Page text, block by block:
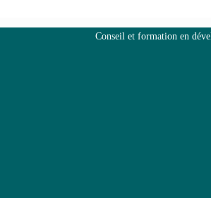
Conseil et formation en